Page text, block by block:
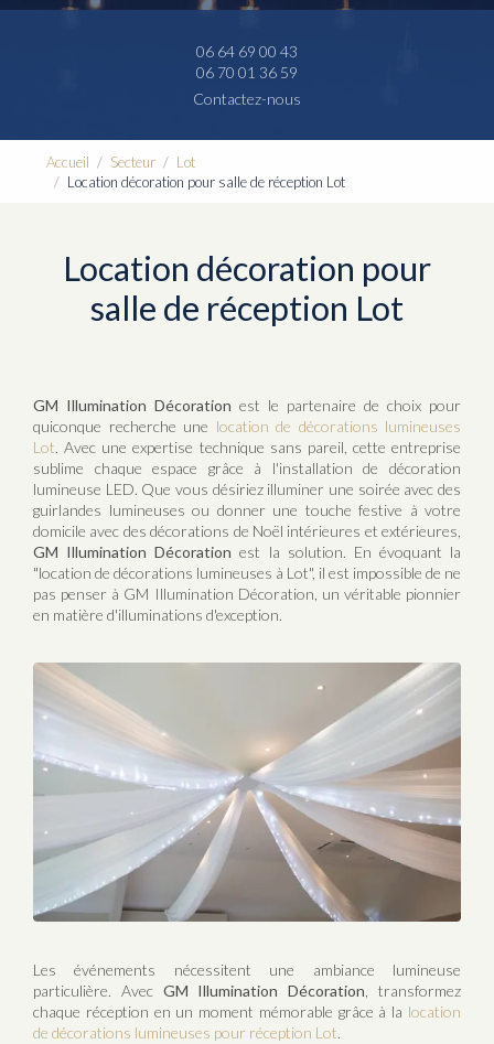
06 64 69 00 43
06 70 01 36 59
Contactez-nous
Accueil Secteur
Lot
Location décoration pour salle de réception Lot
Location décoration pour
salle de réception Lot
GM Illumination Décoration est le partenaire de choix pour
quiconque recherche une location de décorations lumineuses
Lot. Avec une expertise technique sans pareil, cette entreprise
sublime chaque espace grâce à l'installation de décoration
lumineuse LED. Que vous désiriez illuminer une soirée avec des
guirlandes lumineuses ou donner une touche festive à votre
domicile avec des décorations de Noël intérieures et extérieures,
GM Illumination Décoration est la solution. En évoquant la
"location de décorations lumineuses à Lot", il est impossible de ne
pas penser à GM Illumination Décoration, un véritable pionnier
en matière d'illuminations d'exception.
Les événements nécessitent une ambiance lumineuse
particulière. Avec GM Illumination Décoration , transformez
chaque réception en un moment mémorable grâce à la location
de décorations lumineuses pour réception Lot.